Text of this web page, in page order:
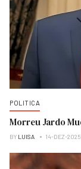
POLITICA
Morreu Jardo
BY LUISA 14-DEZ-2025